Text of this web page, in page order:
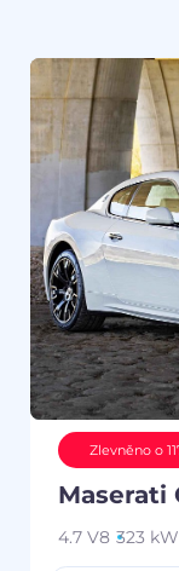
Zlevněno o
Maserati
4.7 V8 323 kW